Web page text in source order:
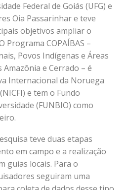
Federal de Goiás (UFG) e
Oia Passarinhar e teve
objetivos ampliar o
Programa COPAÍBAS –
Povos Indígenas e Áreas
e Cerrado – é
Internacional da Noruega
e tem o Fundo
(FUNBIO) como
teve duas etapas
em campo e a realização
guias locais. Para o
seguiram uma